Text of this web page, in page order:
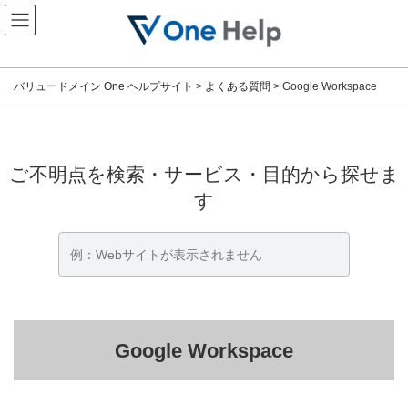
コ
ン
テ
ツ
ス
ナ
ビ
ゲ
シ
ン
バリュードメイン One ヘルプサイト > よくある質問 > Google Workspace
ご不明点を検索・サービス・目的から探せま
す
Google Workspace